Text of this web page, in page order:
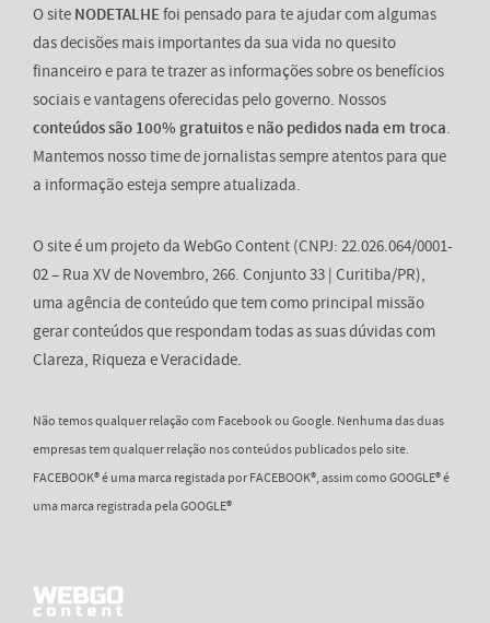
O site NODETALHEfoi pensado para te ajudar com algumas
das decisões mais importantes da sua vida no quesito
financeiro e para te trazer as informações sobre os benefícios
sociais e vantagens oferecidas pelo governo. Nossos
conteúdos são 100% gratuitose não pedidos nada em troca.
Mantemos nosso time de jornalistas sempre atentos para que
a informação esteja sempre atualizada.
O site é um projeto da WebGo Content (CNPJ: 22.026.064/0001-
02 – Rua XV de Novembro, 266. Conjunto 33 | Curitiba/PR),
uma agência de conteúdo que tem como principal missão
gerar conteúdos que respondam todas as suas dúvidas com
Clareza, Riqueza e Veracidade.
Não temos qualquer relação com Facebook ou Google. Nenhuma das duas
empresas tem qualquer relação nos conteúdos publicados pelo site.
FACEBOOK® é uma marca registada por FACEBOOK®, assim como GOOGLE® é
uma marca registrada pela GOOGLE®